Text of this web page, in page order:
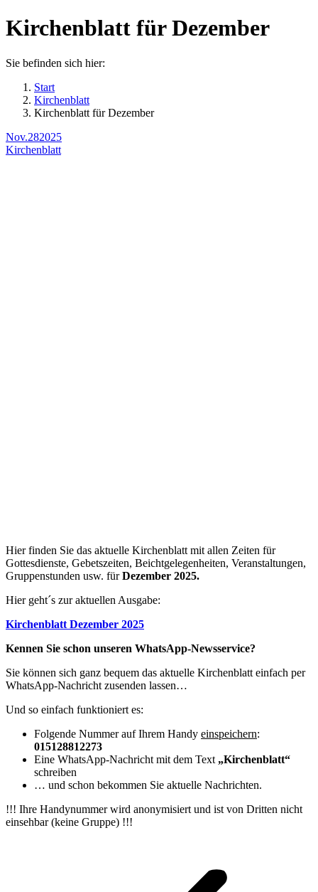
Kirchenblatt für Dezember
Sie befinden sich hier:
Start
Kirchenblatt
Kirchenblatt für Dezember
Nov.282025
Kirchenblatt
Hier finden Sie das aktuelle Kirchenblatt mit allen Zeiten für
Gottesdienste, Gebetszeiten, Beichtgelegenheiten, Veranstaltungen,
Gruppenstunden usw. fürDezember 2025.
Hier geht´s zur aktuellen Ausgabe:
Kirchenblatt Dezember 2025
Kennen Sie schon unseren WhatsApp-Newsservice?
Sie können sich ganz bequem das aktuelle Kirchenblatt einfach per
WhatsApp-Nachricht zusenden lassen…
Und so einfach funktioniert es:
Folgende Nummer auf Ihrem Handy einspeichern:
015128812273
Eine WhatsApp-Nachricht mit dem Text „Kirchenblatt“
schreiben
… und schon bekommen Sie aktuelle Nachrichten.
!!! Ihre Handynummer wird anonymisiert und ist von Dritten nicht
einsehbar (keine Gruppe) !!!